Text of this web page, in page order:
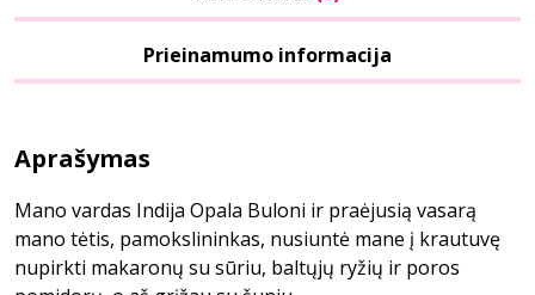
Prieinamumo informacija
Aprašymas
Mano vardas Indija Opala Buloni ir praėjusią vasarą
mano tėtis, pamokslininkas, nusiuntė mane į krautuvę
nupirkti makaronų su sūriu, baltųjų ryžių ir poros